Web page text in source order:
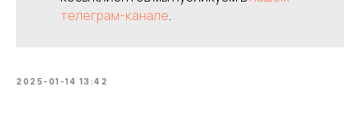
телеграм-канале.
2025-01-14 13:42